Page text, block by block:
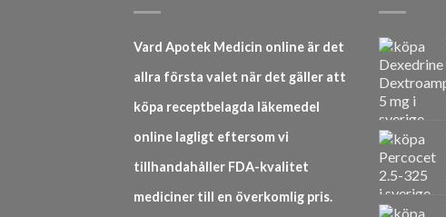
Vard Apotek Medicin online är det
allra första valet när det gäller att
köpa receptbelagda läkemedel
online lagligt eftersom vi
tillhandahåller FDA-kvalitet
mediciner till en överkomlig pris.